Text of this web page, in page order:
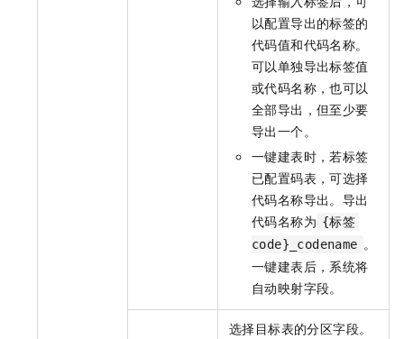
以配置导出的标签的
代码值和代码名称。
可以单独导出标签值
或代码名称，也可以
全部导出，但至少要
导出一个。
一键建表时，若标签
已配置码表，可选择
代码名称导出。导出
代码名称为 {标签
code}_codename 。
一键建表后，系统将
自动映射字段。
选择目标表的分区字段。